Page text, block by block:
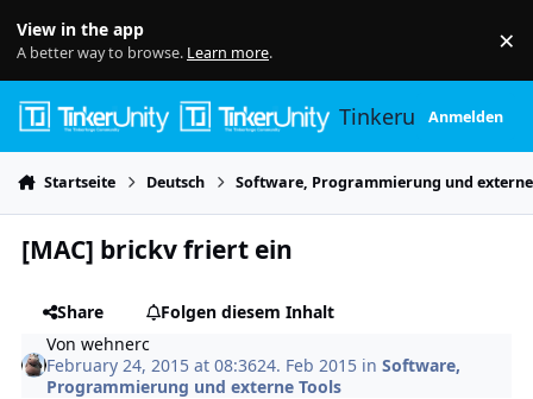
View in the app
A better way to browse. Learn more. ×
TinkerunityAnmelden
Startseite Deutsch Software, Programmierung und
[MAC] brickv friert ein
Share
Folgen diesem Inhalt
Vonwehnerc
February 24, 2015 at 08:3624. Feb 2015 inSoftware,
Programmierung und externe Tools